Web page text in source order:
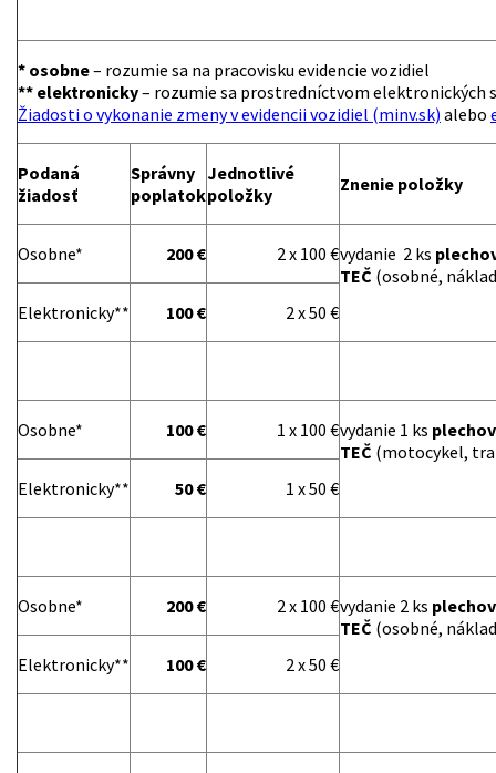
* osobne– rozumie sa na pracovisku evidencie vozidiel
** elektronicky– rozumie sa prostredníctvom elektronických
Žiadosti o vykonanie zmeny v evidencii vozidiel (minv.sk) alebo
Podaná
žiadosť
Správny
poplatok
Jednotlivé
položky
Znenie položky
Osobne* 200 € 2 x 100 €vydanie 2 ks
TEČ (osobné,
Elektronicky**
100 € 2 x 50 €
Osobne* 100 € 1 x 100 €vydanie 1 ks
TEČ (motocykel,
Elektronicky**
50 € 1 x 50 €
Osobne* 200 € 2 x 100 €vydanie 2 ks
TEČ (osobné,
Elektronicky**
100 € 2 x 50 €